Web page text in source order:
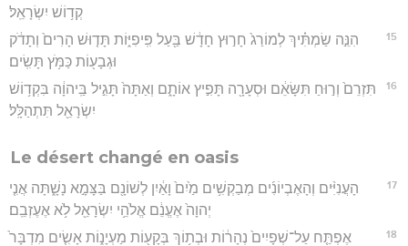
קְד֥וֹשׁ יִשְׂרָאֵֽל׃
15
הִנֵּ֣ה שַׂמְתִּ֗יךְ לְמוֹרַג֙ חָר֣וּץ חָדָ֔שׁ בַּ֖עַל פִּֽיפִיּ֑וֹת תָּד֤וּשׁ הָרִים֙ וְתָדֹ֔ק
וּגְבָע֖וֹת כַּמֹּ֥ץ תָּשִֽׂים׃
16
תִּזְרֵם֙ וְר֣וּחַ תִּשָּׂאֵ֔ם וּסְעָרָ֖ה תָּפִ֣יץ אוֹתָ֑ם וְאַתָּה֙ תָּגִ֣יל בַּֽיהוָ֔ה בִּקְד֥וֹשׁ
יִשְׂרָאֵ֖ל תִּתְהַלָּֽל׃
Le désert changé en oasis
17
הָעֲנִיִּ֨ים וְהָאֶבְיוֹנִ֜ים מְבַקְשִׁ֥ים מַ֙יִם֙ וָאַ֔יִן לְשׁוֹנָ֖ם בַּצָּמָ֣א נָשָׁ֑תָּה אֲנִ֤י
יְהוָה֙ אֶעֱנֵ֔ם אֱלֹהֵ֥י יִשְׂרָאֵ֖ל לֹ֥א אֶעֶזְבֵֽם׃
18
אֶפְתַּ֤ח עַל־שְׁפָיִים֙ נְהָר֔וֹת וּבְת֥וֹךְ בְּקָע֖וֹת מַעְיָנ֑וֹת אָשִׂ֤ים מִדְבָּר֙